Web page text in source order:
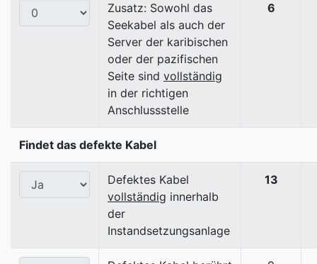
Zusatz: Sowohl das
Seekabel als auch der
Server der karibischen
oder der pazifischen
Seite sind vollständig
in der richtigen
Anschlussstelle
6
Findet das defekte Kabel
Defektes Kabel
vollständig innerhalb
der
Instandsetzungsanlage
13